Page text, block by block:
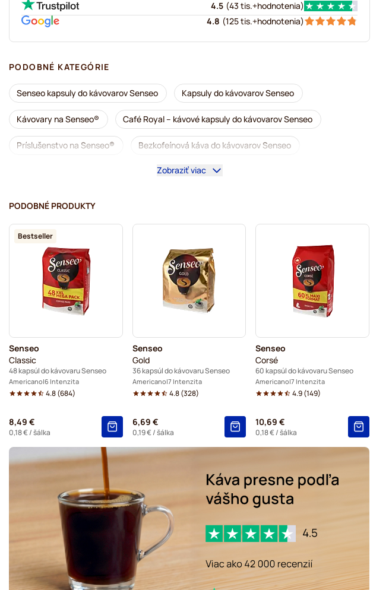
4.5 (43 tis.+hodnotenia)
4.8 (125 tis.+hodnotenia)
PODOBNÉ KATEGÓRIE
Senseo kapsuly do kávovarov Senseo Kapsuly do kávovarov Senseo
Kávovary na Senseo® Café Royal – kávové kapsuly do kávovarov Senseo
Príslušenstvo na Senseo® Bezkofeínová káva do kávovarov Senseo
Café René – kávové kapsuly do kávovarov Senseo Kapsuly do kávovaru Senseo®
Merrild – kávové kapsuly do kávovarov Senseo
Friele – kávové kapsuly do kávovarov Senseo
Marcilla – kávové kapsuly do kávovarov Senseo
Do kávovaru Senseo® Kaffekapslen do kávovaru Senseo®
Zobraziť viac
PODOBNÉ PRODUKTY
Bestseller
Senseo
Classic
48 kapsúl do kávovaru Senseo
Americano 6 Intenzita
4.8(684)
8,49 €
0,18 €/ šálka
Senseo
Gold
36 kapsúl do kávovaru Senseo
Americano 7 Intenzita
4.8(328)
6,69 €
0,19 €/ šálka
Senseo
Corsé
60 kapsúl do kávovaru Senseo
Americano 7 Intenzita
4.9(149)
10,69 €
0,18 €/ šálka